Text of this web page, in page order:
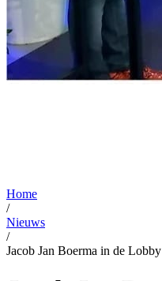
Home
/
Nieuws
/
Jacob Jan Boerma in de Lobby